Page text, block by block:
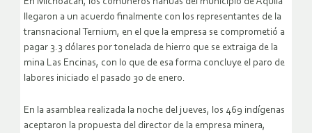
llegaron a un acuerdo finalmente con los representantes de la
transnacional Ternium, en el que la empresa se comprometió a
pagar 3.3 dólares por tonelada de hierro que se extraiga de la
mina Las Encinas, con lo que de esa forma concluye el paro de
labores iniciado el pasado 30 de enero.
En la asamblea realizada la noche del jueves, los 469 indígenas
aceptaron la propuesta del director de la empresa minera,